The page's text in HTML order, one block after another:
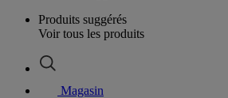
Produits suggérés
Voir tous les produits
Magasin